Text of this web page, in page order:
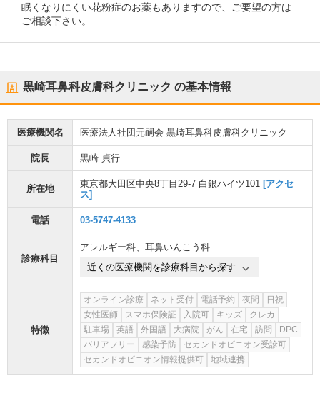
眠くなりにくい花粉症のお薬もありますので、ご要望の方は
ご相談下さい。
黒崎耳鼻科皮膚科クリニック の基本情報
医療機関名 医療法人社団元嗣会 黒崎耳鼻科皮膚科クリニック
院長 黒崎 貞行
所在地 東京都大田区中央8丁目29-7 白銀ハイツ101 [アクセ
ス]
電話 03-5747-4133
診療科目
アレルギー科、 耳鼻いんこう科
近くの医療機関を診療科目から探す
特徴
オンライン診療 ネット受付 電話予約 夜間
日祝
女性医師
スマホ保険証 入院可 キッズ
クレカ
駐車場
英語 外国語 大病院 がん 在宅 訪問
DPC
バリアフリー
感染予防
セカンドオピニオン受診可
セカンドオピニオン情報提供可
地域連携